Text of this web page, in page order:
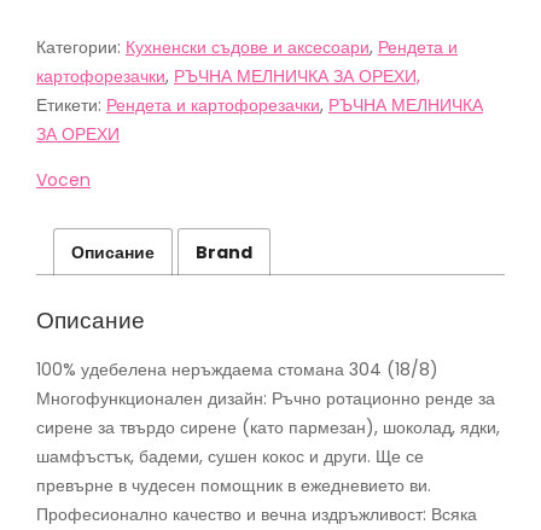
твърди
сирена
и
Vocen
Категории: Кухненски съдове и аксесоари, Рендета и
картофорезачки, РЪЧНА МЕЛНИЧКА ЗА ОРЕХИ,
Етикети: Рендета и картофорезачки, РЪЧНА МЕЛНИЧКА
ЗА ОРЕХИ
Vocen
Описание Brand
Описание
100% удебелена неръждаема стомана 304 (18/8)
Многофункционален дизайн: Ръчно ротационно ренде за
сирене за твърдо сирене (като пармезан), шоколад, ядки,
шамфъстък, бадеми, сушен кокос и други. Ще се
превърне в чудесен помощник в ежедневието ви.
Професионално качество и вечна издръжливост: Всяка